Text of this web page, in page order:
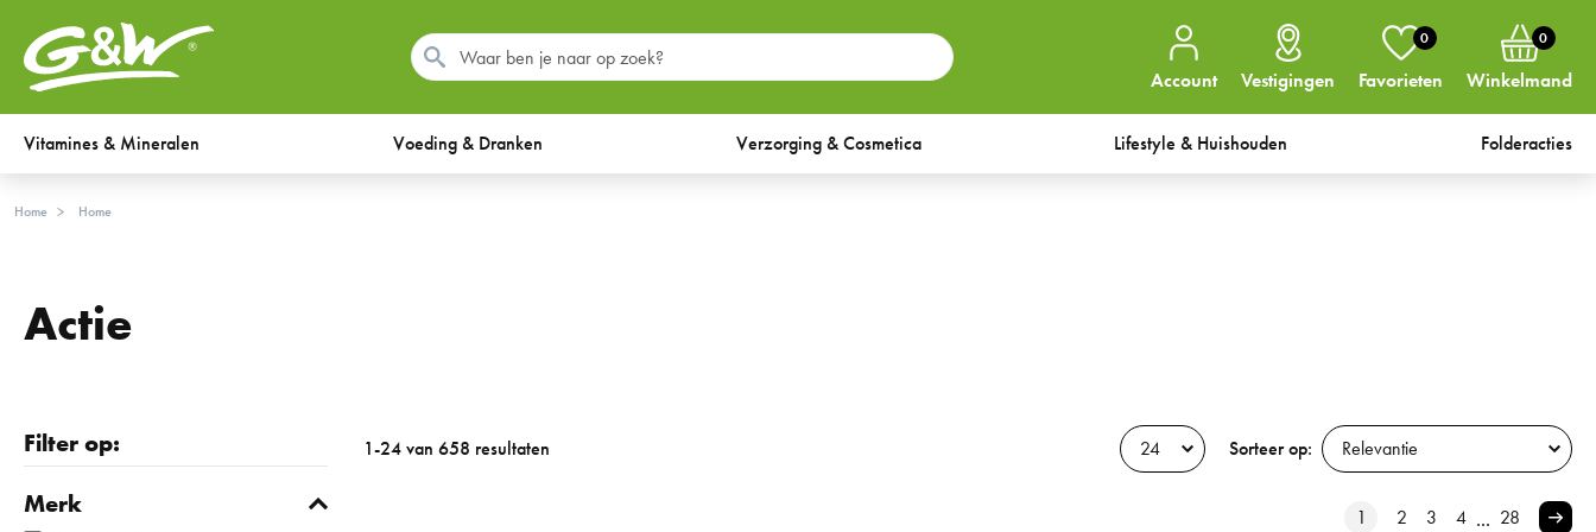
Account Vestigingen
0
Favorieten
0
Winkelmand
Vitamines & Mineralen Voeding & Dranken Verzorging & Cosmetica Lifestyle & Huishouden Folderacties
Home Home
Actie
Filter op:
Merk
1-24 van 658 resultaten Sorteer op:
1 2 3 4 ... 28